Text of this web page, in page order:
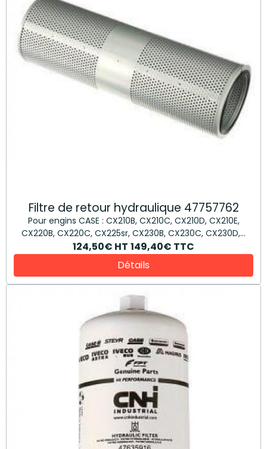
Filtre de retour hydraulique 47757762
Pour engins CASE : CX210B, CX210C, CX210D, CX210E,
CX220B, CX220C, CX225sr, CX230B, CX230C, CX230D,...
124,50€ HT 149,40€ TTC
Détails